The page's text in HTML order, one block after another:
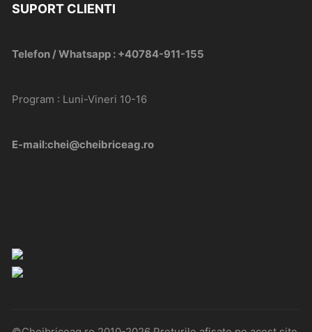
SUPORT CLIENTI
Telefon / Whatsapp : +40784-911-155
Program : Luni-Vineri 10-16
E-mail:chei@cheibriceag.ro